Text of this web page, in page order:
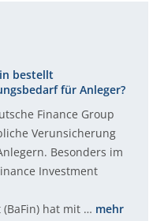
bestellt
für Anleger?
Finance Group
Verunsicherung
Besonders im
Investment
hat mit … mehr